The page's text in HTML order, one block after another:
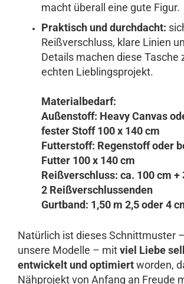
macht überall eine gute Figur.
Praktisch und durchdacht:
Reißverschluss, klare Linien
Details machen diese Tasche
echten Lieblingsprojekt.
Materialbedarf:
Außenstoff: Heavy Canvas
fester Stoff 100 x 140 cm
Futterstoff: Regenstoff oder
Futter 100 x 140 cm
Reißverschluss: ca. 100 cm +
2 Reißverschlussenden
Gurtband: 1,50 m 2,5 oder 4
Natürlich ist dieses Schnittmuster
unsere Modelle – mitviel Liebe
entwickelt und optimiertworden,
Nähprojekt von Anfang an Freude